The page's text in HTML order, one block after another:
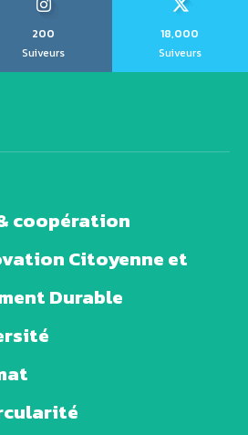
200
Suiveurs
18,000
Suiveurs
coopération
Citoyenne et
Durable